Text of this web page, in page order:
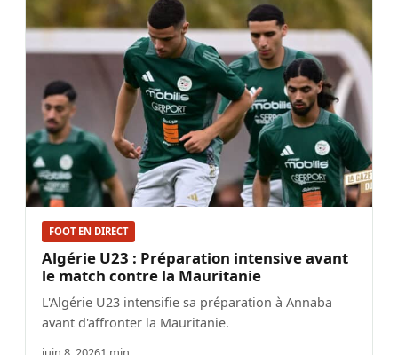
FOOT EN DIRECT
Algérie U23 : Préparation intensive avant
le match contre la Mauritanie
L'Algérie U23 intensifie sa préparation à Annaba
avant d'affronter la Mauritanie.